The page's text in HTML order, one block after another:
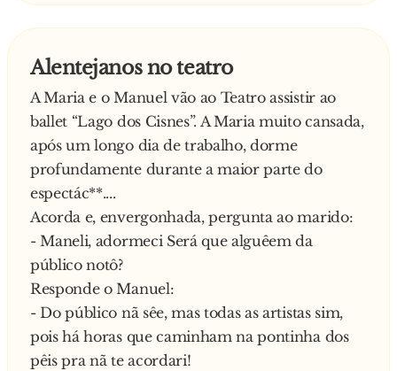
Alentejanos no teatro
A Maria e o Manuel vão ao Teatro assistir ao
ballet “Lago dos Cisnes”. A Maria muito cansada,
após um longo dia de trabalho, dorme
profundamente durante a maior parte do
espectác**....
Acorda e, envergonhada, pergunta ao marido:
- Maneli, adormeci Será que alguêem da
público notô?
Responde o Manuel:
- Do público nã sêe, mas todas as artistas sim,
pois há horas que caminham na pontinha dos
pêis pra nã te acordari!